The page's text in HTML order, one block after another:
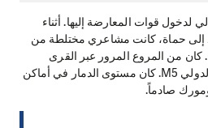
لدخول قوات المعارضة إليها. أثناء
حماة، كانت مشاعري مختلطة من
من المروع المرور عبر القرى
والبلدات القريبة من الطريق الدولي M5. كان مستوى الدمار في أماكن
صادماً.